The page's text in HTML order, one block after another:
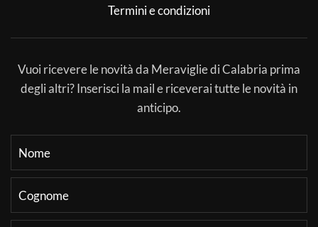
Termini e condizioni
Vuoi ricevere le novità da Meraviglie di Calabria prima
degli altri? Inserisci la mail e riceverai tutte le novità in
anticipo.